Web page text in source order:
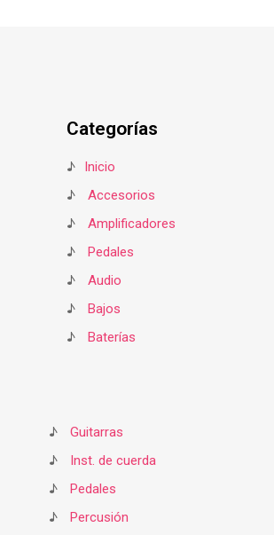
Categorías
♪
Inicio
♪
Accesorios
♪
Amplificadores
♪
Pedales
♪
Audio
♪
Bajos
♪
Baterías
♪
Guitarras
♪
Inst. de cuerda
♪
Pedales
♪
Percusión